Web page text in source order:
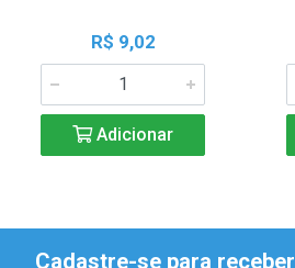
R$ 9,02
Adicionar
Cadastre-se para